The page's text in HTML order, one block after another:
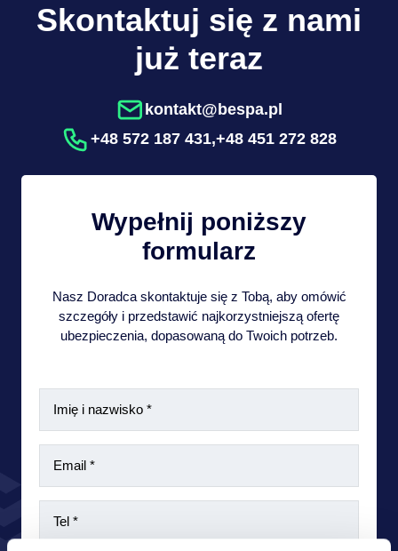
Skontaktuj się z nami
już teraz
kontakt@bespa.pl
+48 572 187 431,+48 451 272 828
Wypełnij poniższy
formularz
Nasz Doradca skontaktuje się z Tobą, aby omówić
szczegóły i przedstawić najkorzystniejszą ofertę
ubezpieczenia, dopasowaną do Twoich potrzeb.